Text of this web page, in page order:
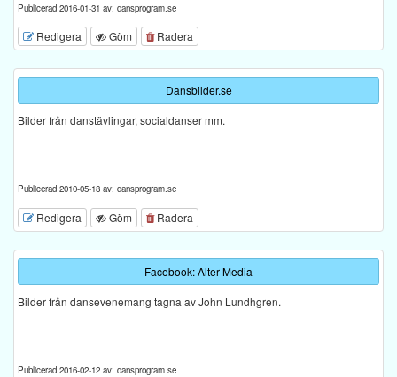
Publicerad 2016-01-31 av: dansprogram.se
Redigera Göm Radera
Dansbilder.se
Bilder från danstävlingar, socialdanser mm.
Publicerad 2010-05-18 av: dansprogram.se
Redigera Göm Radera
Facebook: Alter Media
Bilder från dansevenemang tagna av John Lundhgren.
Publicerad 2016-02-12 av: dansprogram.se